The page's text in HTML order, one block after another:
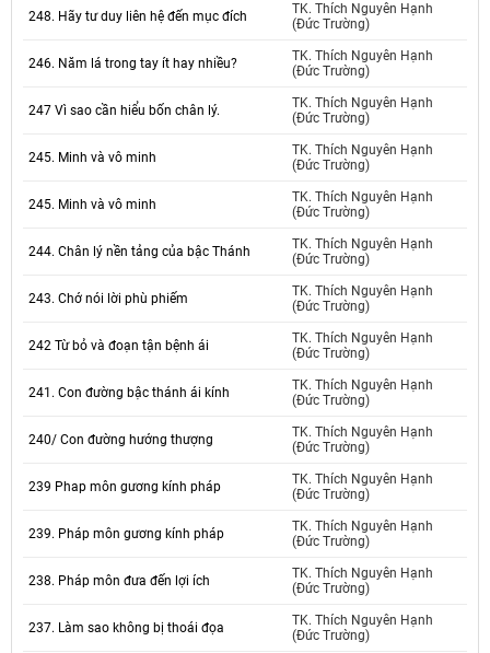
248. Hãy tư duy liên hệ đến mục đích
TK. Thích Nguyên Hạnh
(Đức Trường)
246. Năm lá trong tay ít hay nhiều?
TK. Thích Nguyên Hạnh
(Đức Trường)
247 Vì sao cần hiểu bốn chân lý.
TK. Thích Nguyên Hạnh
(Đức Trường)
245. Minh và vô minh
TK. Thích Nguyên Hạnh
(Đức Trường)
245. Minh và vô minh
TK. Thích Nguyên Hạnh
(Đức Trường)
244. Chân lý nền tảng của bậc Thánh
TK. Thích Nguyên Hạnh
(Đức Trường)
243. Chớ nói lời phù phiếm
TK. Thích Nguyên Hạnh
(Đức Trường)
242 Từ bỏ và đoạn tận bệnh ái
TK. Thích Nguyên Hạnh
(Đức Trường)
241. Con đường bậc thánh ái kính
TK. Thích Nguyên Hạnh
(Đức Trường)
240/ Con đường hướng thượng
TK. Thích Nguyên Hạnh
(Đức Trường)
239 Phap môn gương kính pháp
TK. Thích Nguyên Hạnh
(Đức Trường)
239. Pháp môn gương kính pháp
TK. Thích Nguyên Hạnh
(Đức Trường)
238. Pháp môn đưa đến lợi ích
TK. Thích Nguyên Hạnh
(Đức Trường)
237. Làm sao không bị thoái đọa
TK. Thích Nguyên Hạnh
(Đức Trường)